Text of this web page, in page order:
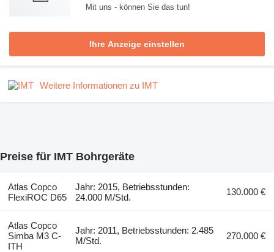
Mit uns - können Sie das tun!
Ihre Anzeige einstellen
Weitere Informationen zu IMT
Preise für IMT Bohrgeräte
Atlas Copco
FlexiROC D65
Jahr: 2015, Betriebsstunden:
24.000 M/Std.
130.000 €
Atlas Copco
Simba M3 C-
ITH
Jahr: 2011, Betriebsstunden: 2.485
M/Std.
270.000 €